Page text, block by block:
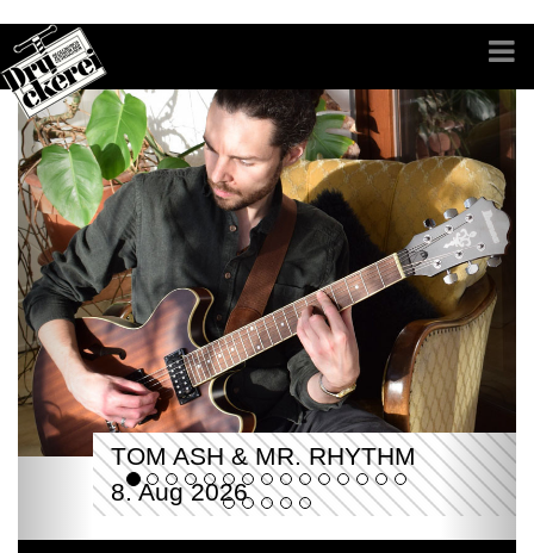
TOM ASH & MR. RHYTHM
8. Aug 2026